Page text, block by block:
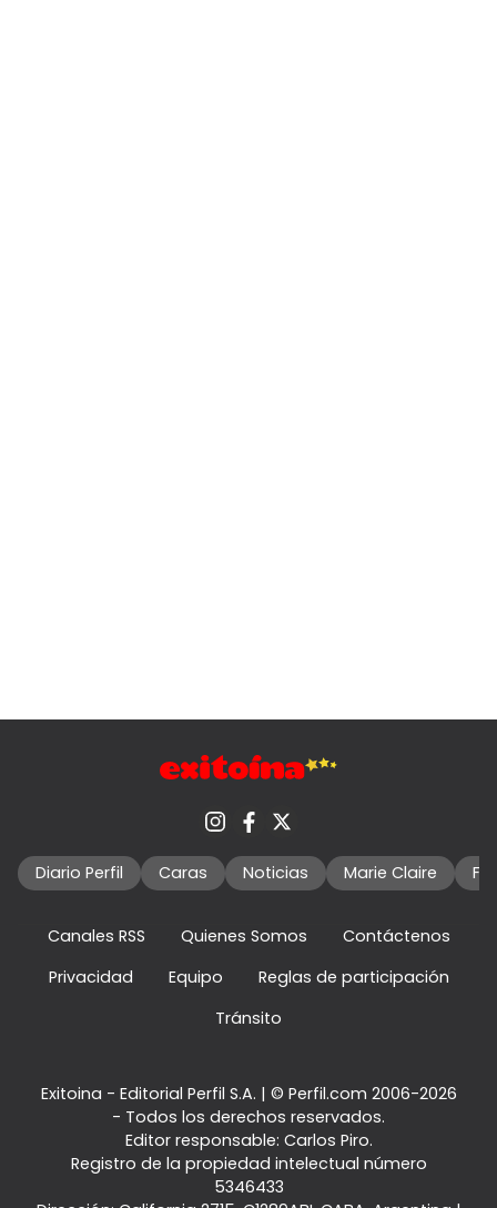
Diario Perfil Caras Noticias Marie Claire
Canales RSS Quienes Somos
Contáctenos
Privacidad
Equipo
Reglas de participación
Tránsito
Exitoina - Editorial Perfil S.A. | © Perfil.com 2006-2026
- Todos los derechos reservados.
Editor responsable: Carlos Piro.
Registro de la propiedad intelectual número
5346433